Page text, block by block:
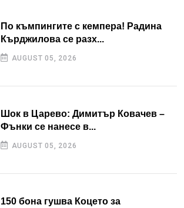
По къмпингите с кемпера! Радина
Кърджилова се разх...
AUGUST 05, 2026
Шок в Царево: Димитър Ковачев –
Фънки се нанесе в...
AUGUST 05, 2026
150 бона гушва Коцето за